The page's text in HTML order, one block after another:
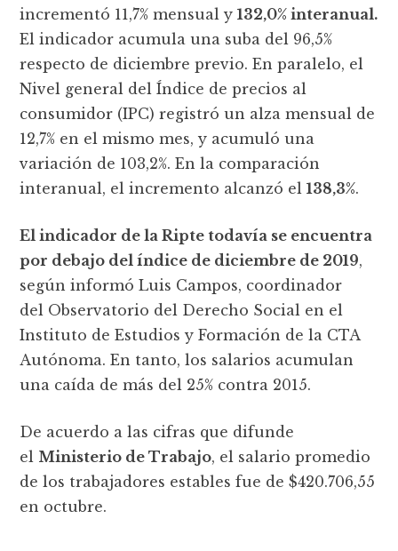
incrementó 11,7% mensual y132,0% interanual.
El indicador acumula una suba del 96,5%
respecto de diciembre previo. En paralelo, el
Nivel general del Índice de precios al
consumidor (IPC) registró un alza mensual de
12,7% en el mismo mes, y acumuló una
variación de 103,2%. En la comparación
interanual, el incremento alcanzó el138,3%.
El indicador de la Ripte todavía se encuentra
por debajo del índice de diciembre de 2019,
según informó Luis Campos, coordinador
del Observatorio del Derecho Social en el
Instituto de Estudios y Formación de la CTA
Autónoma. En tanto, los salarios acumulan
una caída de más del 25% contra 2015.
De acuerdo a las cifras que difunde
el Ministerio de Trabajo, el salario promedio
de los trabajadores estables fue de $420.706,55
en octubre.